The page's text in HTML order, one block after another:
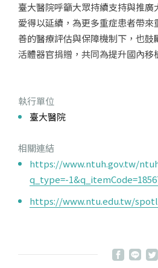
臺大醫院呼籲大眾持續支持與推
愛得以延續，為更多重症患者帶
善的醫療評估與保障機制下，也
活體器官捐贈，共同為提升國內移
執行單位
臺大醫院
相關連結
https://www.ntuh.gov.tw/
q_type=-
https://www.ntu.edu.tw/